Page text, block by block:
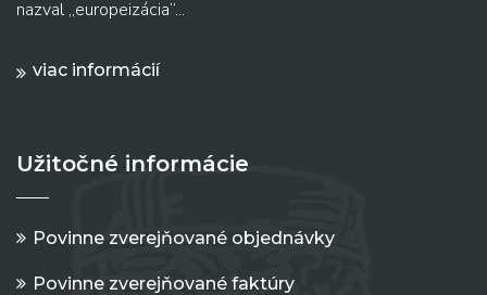
nazval „europeizácia“...
viac informácií
Užitočné informácie
Povinne zverejňované objednávky
Povinne zverejňované faktúry